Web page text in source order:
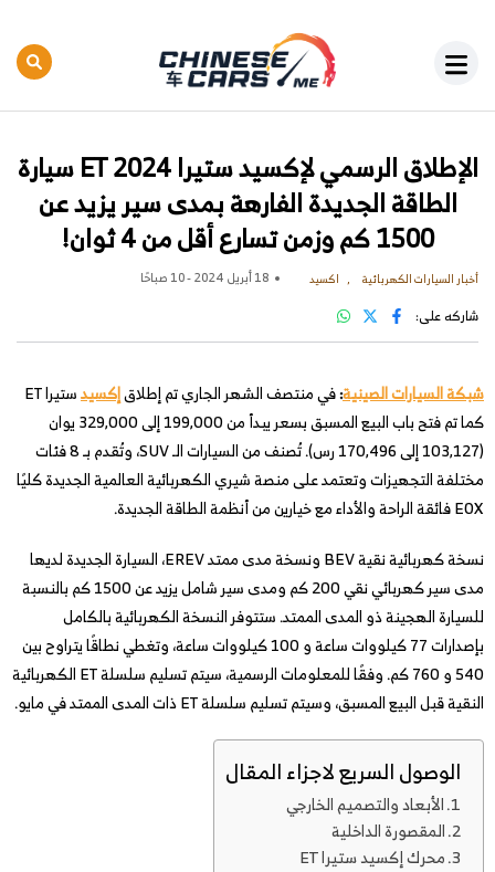
الإطلاق الرسمي لإكسيد ستيرا ET 2024 سيارة
الطاقة الجديدة الفارهة بمدى سير يزيد عن
1500 كم وزمن تسارع أقل من 4 ثوان!
أخبار السيارات الكهربائية اكسيد 18 أبريل 2024 - 10 صباحًا
شاركه على:
شبكة السيارات الصينية:في منتصف الشهر الجاري تم إطلاقإكسيد
ستيرا ET
كما تم فتح باب البيع المسبق بسعر يبدأ من 199,000 إلى 329,000 يوان
(103,127 إلى 170,496 رس). تُصنف من السيارات الـ SUV، وتُقدم بـ 8 فئات
مختلفة التجهيزات وتعتمد على منصة شيري الكهربائية العالمية الجديدة كليًا
E0X فائقة الراحة والأداء مع خيارين من أنظمة الطاقة الجديدة.
نسخة كهربائية نقية BEV ونسخة مدى ممتد EREV، السيارة الجديدة لديها
مدى سير كهربائي نقي 200 كم ومدى سير شامل يزيد عن 1500 كم بالنسبة
للسيارة الهجينة ذو المدى الممتد. ستتوفر النسخة الكهربائية بالكامل
بإصدارات 77 كيلووات ساعة و 100 كيلووات ساعة، وتغطي نطاقًا يتراوح بين
540 و 760 كم. وفقًا للمعلومات الرسمية، سيتم تسليم سلسلة ET الكهربائية
النقية قبل البيع المسبق، وسيتم تسليم سلسلة ET ذات المدى الممتد في مايو.
الوصول السريع لاجزاء المقال
الأبعاد والتصميم الخارجي
المقصورة الداخلية
محرك إكسيد ستيرا ET